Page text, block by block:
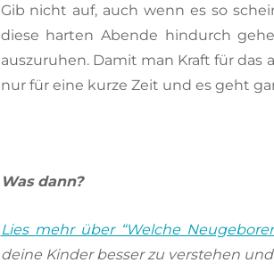
Gib nicht auf, auch wenn es so
diese harten Abende hindurch
auszuruhen. Damit man Kraft für das
nur für eine kurze Zeit und es geht
Was dann?
Lies mehr über “Welche
deine Kinder besser zu verstehen